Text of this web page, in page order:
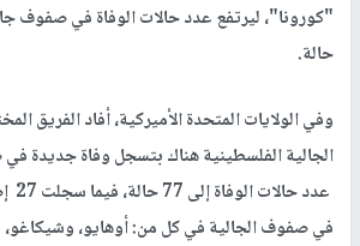
حالة.
وفي الولايات المتحدة الأميركية، أفاد الفريق
الجالية الفلسطينية هناك بتسجل وفاة جديدة
في صفوف الجالية في كل من: أوهايو،